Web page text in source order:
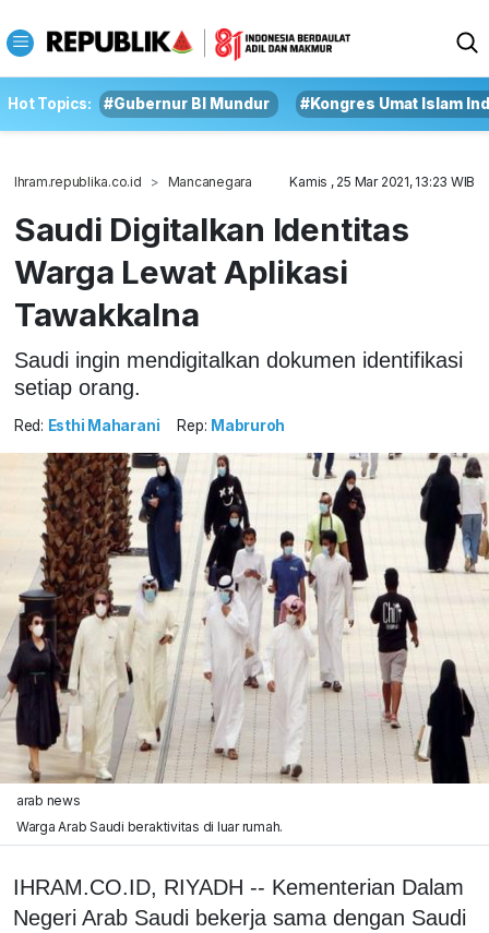
Hot Topics: #Gubernur BI Mundur #Kongres Umat Islam
Ihram.republika.co.id Mancanegara Kamis , 25 Mar 2021, 13:23 WIB
Saudi Digitalkan Identitas
Warga Lewat Aplikasi
Tawakkalna
Saudi ingin mendigitalkan dokumen identifikasi
setiap orang.
Red: Esthi Maharani Rep: Mabruroh
arab news
Warga Arab Saudi beraktivitas di luar rumah.
IHRAM.CO.ID, RIYADH -- Kementerian Dalam
Negeri Arab Saudi bekerja sama dengan Saudi